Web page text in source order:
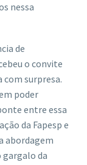
nessa
de
o convite
surpresa.
poder
entre essa
da Fapesp e
abordagem
da